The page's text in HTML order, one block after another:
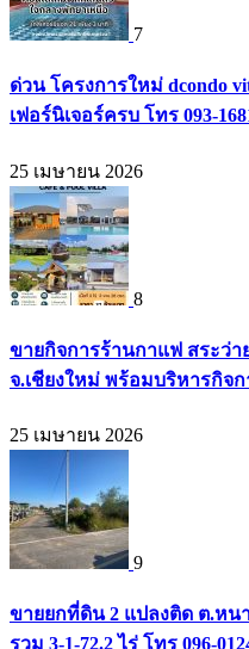
7
ด่วน โครงการใหม่ dcondo
เฟอร์นิเจอร์ครบ โทร 093-
25 เมษายน 2026
8
ขายกิจการร้านกาแฟ สระว่า
จ.เชียงใหม่ พร้อมบริหารกิจก
25 เมษายน 2026
9
ขายยกที่ดิน 2 แปลงติด ต.หน
รวม 3-1-72.2 ไร่ โทร 096-